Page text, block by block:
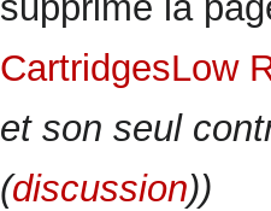
CartridgesLow
et son seul
(discussion))